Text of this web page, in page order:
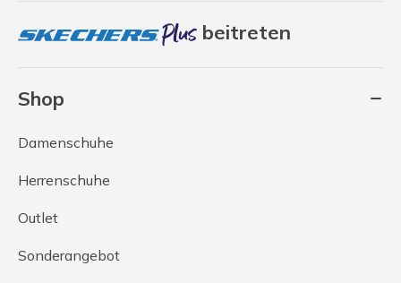
beitreten
Shop
Damenschuhe
Herrenschuhe
Outlet
Sonderangebot